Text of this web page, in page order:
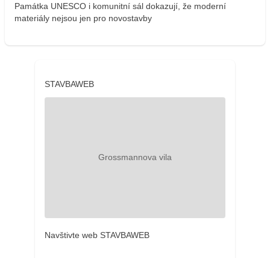
Památka UNESCO i komunitní sál dokazují, že moderní
materiály nejsou jen pro novostavby
STAVBAWEB
Navštivte web STAVBAWEB